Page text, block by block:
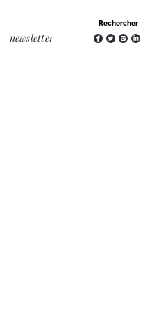
newsletter